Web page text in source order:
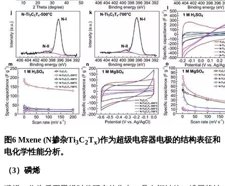
图6 Mxene (N掺杂Ti3C2Tx)作为超级电容器电极的结构表征和
电化学性能分析。
（3）磷烯